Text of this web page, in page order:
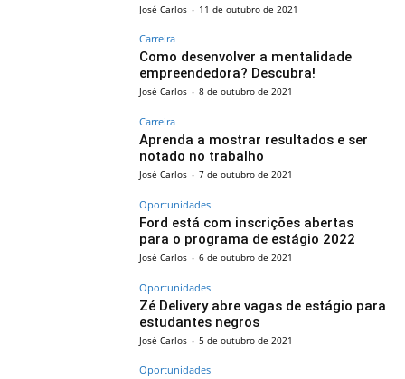
José Carlos - 11 de outubro de 2021
Carreira
Como desenvolver a mentalidade
empreendedora? Descubra!
José Carlos - 8 de outubro de 2021
Carreira
Aprenda a mostrar resultados e ser
notado no trabalho
José Carlos - 7 de outubro de 2021
Oportunidades
Ford está com inscrições abertas
para o programa de estágio 2022
José Carlos - 6 de outubro de 2021
Oportunidades
Zé Delivery abre vagas de estágio para
estudantes negros
José Carlos - 5 de outubro de 2021
Oportunidades